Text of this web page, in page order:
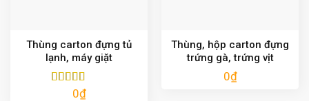
Thùng carton đựng tủ
lạnh, máy giặt
Được xếp
0₫
Thùng, hộp carton đựng
trứng gà, trứng vịt
0₫